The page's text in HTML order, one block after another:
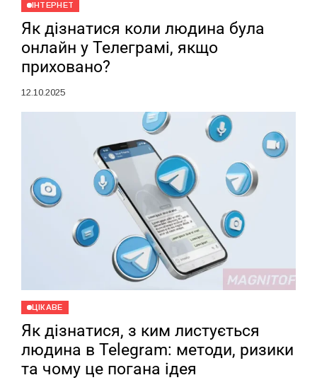
ІНТЕРНЕТ
Як дізнатися коли людина була
онлайн у Телеграмі, якщо
приховано?
12.10.2025
ЦІКАВЕ
Як дізнатися, з ким листується
людина в Telegram: методи, ризики
та чому це погана ідея